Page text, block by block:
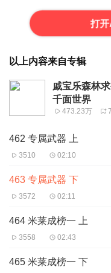
打
以上内容来自专辑
戚宝乐森林
千面世界
473.23万
462 专属武器 上
3510 02:10
463 专属武器 下
3572 02:11
464 米莱成榜一 上
3558 02:43
465 米莱成榜一 下